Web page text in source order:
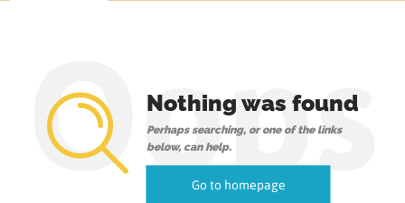
Oops
Nothing was found
Perhaps searching, or one of the links
below, can help.
Go to homepage